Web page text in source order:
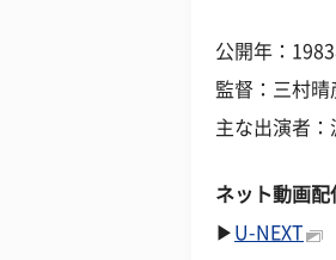
公開年：
監督：三村晴
主な出演者
ネット動画配
▶ U-NEXT